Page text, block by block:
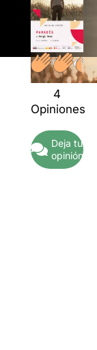
4
Opiniones
Deja tu
opinión